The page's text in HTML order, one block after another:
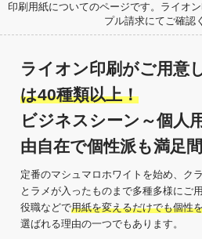
印刷用紙についてのページです。ライオ
プル請求にてご確認
ライオン印刷がご用意
は40種類以上！
ビジネスシーン～個人
由自在で個性派も満足
定番のマシュマロホワイトを始め、ク
とラメが入ったものまで多種多様にご
役職などで用紙を変えるだけでも個性
選ばれる理由の一つでもあります。